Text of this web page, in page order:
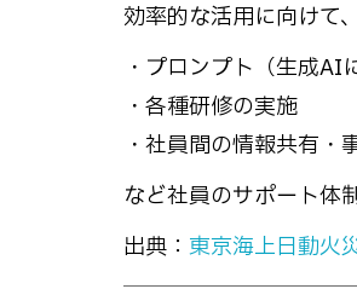
効率的な活用に向けて、
・プロンプト（生成
・各種研修の実施
・社員間の情報共有
など社員のサポート体
出典： 東京海上日動火